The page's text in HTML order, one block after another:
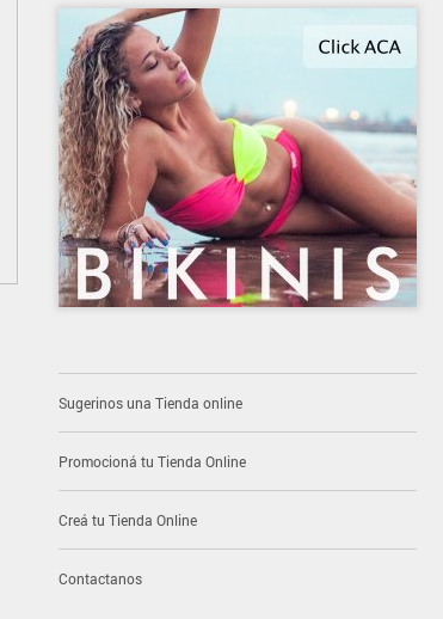
Sugerinos una Tienda online
Promocioná tu Tienda Online
Creá tu Tienda Online
Contactanos